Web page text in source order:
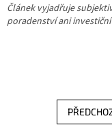
Článek vyjadřuje
poradenství ani